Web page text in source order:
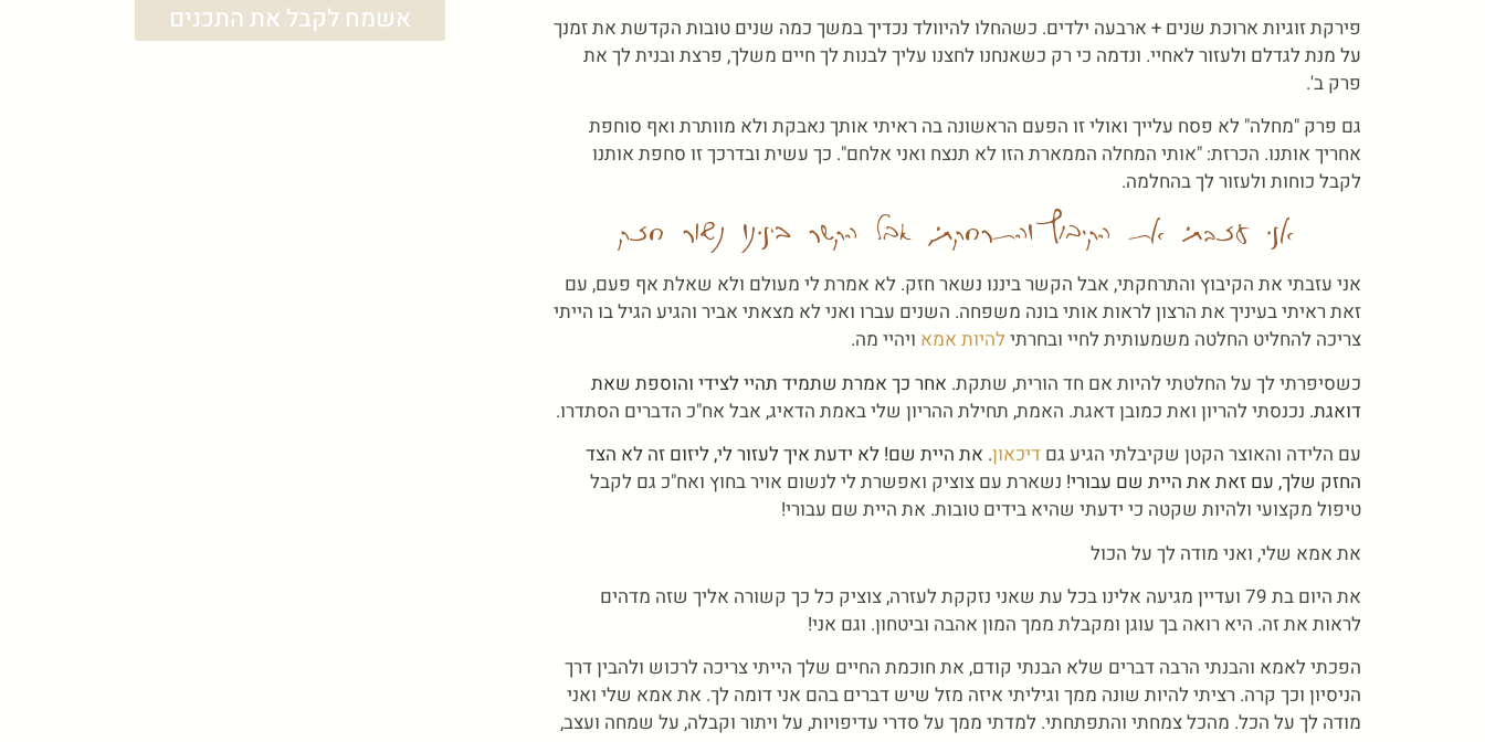
פירקת זוגיות ארוכת שנים + ארבעה ילדים. כשהחלו להיוולד נכדיך במשך כמה שנים טובות הקדשת את זמנך
על מנת לגדלם ולעזור לאחיי. ונדמה כי רק כשאנחנו לחצנו עליך לבנות לך חיים משלך, פרצת ובנית לך את
פרק ב'.
גם פרק "מחלה" לא פסח עלייך ואולי זו הפעם הראשונה בה ראיתי אותך נאבקת ולא מוותרת ואף סוחפת
אחריך אותנו. הכרזת: "אותי המחלה הממארת הזו לא תנצח ואני אלחם". כך עשית ובדרכך זו סחפת אותנו
לקבל כוחות ולעזור לך בהחלמה.
אני עזבתי את הקיבוץ והתרחקתי, אבל הקשר בינינו נשאר חזק
אני עזבתי את הקיבוץ והתרחקתי, אבל הקשר ביננו נשאר חזק. לא אמרת לי מעולם ולא שאלת אף פעם, עם
זאת ראיתי בעיניך את הרצון לראות אותי בונה משפחה. השנים עברו ואני לא מצאתי אביר והגיע הגיל בו הייתי
צריכה להחליט החלטה משמעותית לחיי ובחרתי להיות אמא ויהיי מה.
כשסיפרתי לך על החלטתי להיות אם חד הורית, שתקת. אחר כך אמרת שתמיד תהיי לצידי והוספת שאת
דואגת. נכנסתי להריון ואת כמובן דאגת. האמת, תחילת ההריון שלי באמת הדאיג, אבל אח"כ הדברים הסתדרו.
עם הלידה והאוצר הקטן שקיבלתי הגיע גם דיכאון. את היית שם! לא ידעת איך לעזור לי, ליזום זה לא הצד
החזק שלך, עם זאת את היית שם עבורי! נשארת עם צוציק ואפשרת לי לנשום אויר בחוץ ואח"כ גם לקבל
טיפול מקצועי ולהיות שקטה כי ידעתי שהיא בידים טובות. את היית שם עבורי!
את אמא שלי, ואני מודה לך על הכול
את היום בת 79 ועדיין מגיעה אלינו בכל עת שאני נזקקת לעזרה, צוציק כל כך קשורה אליך שזה מדהים
לראות את זה. היא רואה בך עוגן ומקבלת ממך המון אהבה וביטחון. וגם אני!
הפכתי לאמא והבנתי הרבה דברים שלא הבנתי קודם, את חוכמת החיים שלך הייתי צריכה לרכוש ולהבין דרך
הניסיון וכך קרה. רציתי להיות שונה ממך וגיליתי איזה מזל שיש דברים בהם אני דומה לך. את אמא שלי ואני
מודה לך על הכל. מהכל צמחתי והתפתחתי. למדתי ממך על סדרי עדיפויות, על ויתור וקבלה, על שמחה ועצב,
אשמח לקבל את התכנים